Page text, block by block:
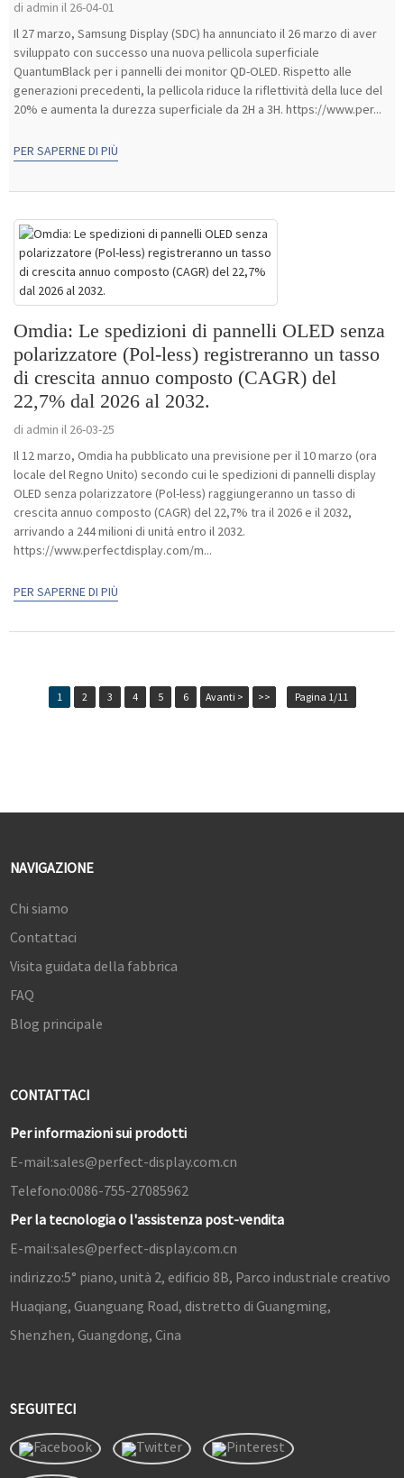
di admin il 26-04-01
Il 27 marzo, Samsung Display (SDC) ha annunciato il 26 marzo di aver
sviluppato con successo una nuova pellicola superficiale
QuantumBlack per i pannelli dei monitor QD-OLED. Rispetto alle
generazioni precedenti, la pellicola riduce la riflettività della luce del
20% e aumenta la durezza superficiale da 2H a 3H. https://www.per...
PER SAPERNE DI PIÙ
Omdia: Le spedizioni di pannelli OLED senza
polarizzatore (Pol-less) registreranno un tasso
di crescita annuo composto (CAGR) del
22,7% dal 2026 al 2032.
di admin il 26-03-25
Il 12 marzo, Omdia ha pubblicato una previsione per il 10 marzo (ora
locale del Regno Unito) secondo cui le spedizioni di pannelli display
OLED senza polarizzatore (Pol-less) raggiungeranno un tasso di
crescita annuo composto (CAGR) del 22,7% tra il 2026 e il 2032,
arrivando a 244 milioni di unità entro il 2032.
https://www.perfectdisplay.com/m...
PER SAPERNE DI PIÙ
1 2 3 4 5 6 Avanti > >> Pagina 1/11
NAVIGAZIONE
Chi siamo
Contattaci
Visita guidata della fabbrica
FAQ
Blog principale
CONTATTACI
Per informazioni sui prodotti
E-mail:sales@perfect-display.com.cn
Telefono:0086-755-27085962
Per la tecnologia o l'assistenza post-vendita
E-mail:sales@perfect-display.com.cn
indirizzo:5° piano, unità 2, edificio 8B, Parco industriale creativo
Huaqiang, Guanguang Road, distretto di Guangming,
Shenzhen, Guangdong, Cina
SEGUITECI